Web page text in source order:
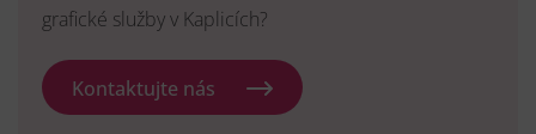
grafické služby v Kaplicích?
Kontaktujte nás